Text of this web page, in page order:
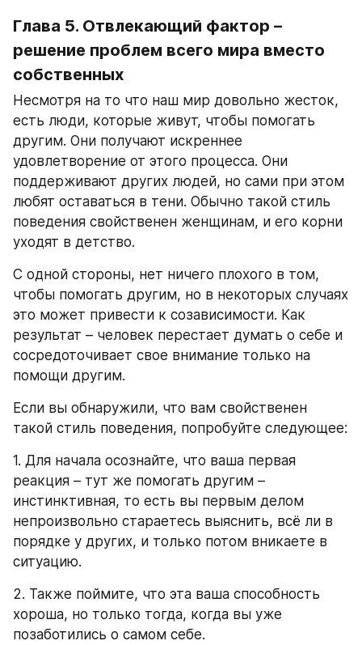
Глава 5. Отвлекающий фактор –
решение проблем всего мира вместо
собственных
Несмотря на то что наш мир довольно жесток,
есть люди, которые живут, чтобы помогать
другим. Они получают искреннее
удовлетворение от этого процесса. Они
поддерживают других людей, но сами при этом
любят оставаться в тени. Обычно такой стиль
поведения свойственен женщинам, и его корни
уходят в детство.
С одной стороны, нет ничего плохого в том,
чтобы помогать другим, но в некоторых случаях
это может привести к созависимости. Как
результат – человек перестает думать о себе и
сосредоточивает свое внимание только на
помощи другим.
Если вы обнаружили, что вам свойственен
такой стиль поведения, попробуйте следующее:
1. Для начала осознайте, что ваша первая
реакция – тут же помогать другим –
инстинктивная, то есть вы первым делом
непроизвольно стараетесь выяснить, всё ли в
порядке у других, и только потом вникаете в
ситуацию.
2. Также поймите, что эта ваша способность
хороша, но только тогда, когда вы уже
позаботились о самом себе.